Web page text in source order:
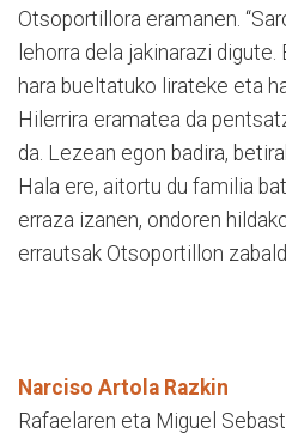
Otsoportillora eramanen.
lehorra dela jakinarazi
hara bueltatuko lirateke eta
Hilerrira eramatea da
da. Lezean egon badira,
Hala ere, aitortu du familia
erraza izanen, ondoren
errautsak Otsoportillon
Narciso Artola Razkin
Rafaelaren eta Miguel